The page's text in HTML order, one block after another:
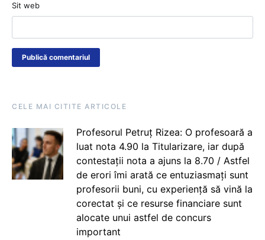
Sit web
CELE MAI CITITE ARTICOLE
Profesorul Petruț Rizea: O profesoară a
luat nota 4.90 la Titularizare, iar după
contestații nota a ajuns la 8.70 / Astfel
de erori îmi arată ce entuziasmați sunt
profesorii buni, cu experiență să vină la
corectat și ce resurse financiare sunt
alocate unui astfel de concurs
important